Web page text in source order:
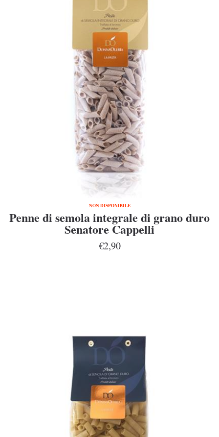
NON DISPONIBILE
Penne di semola integrale di grano duro
Senatore Cappelli
€2,90